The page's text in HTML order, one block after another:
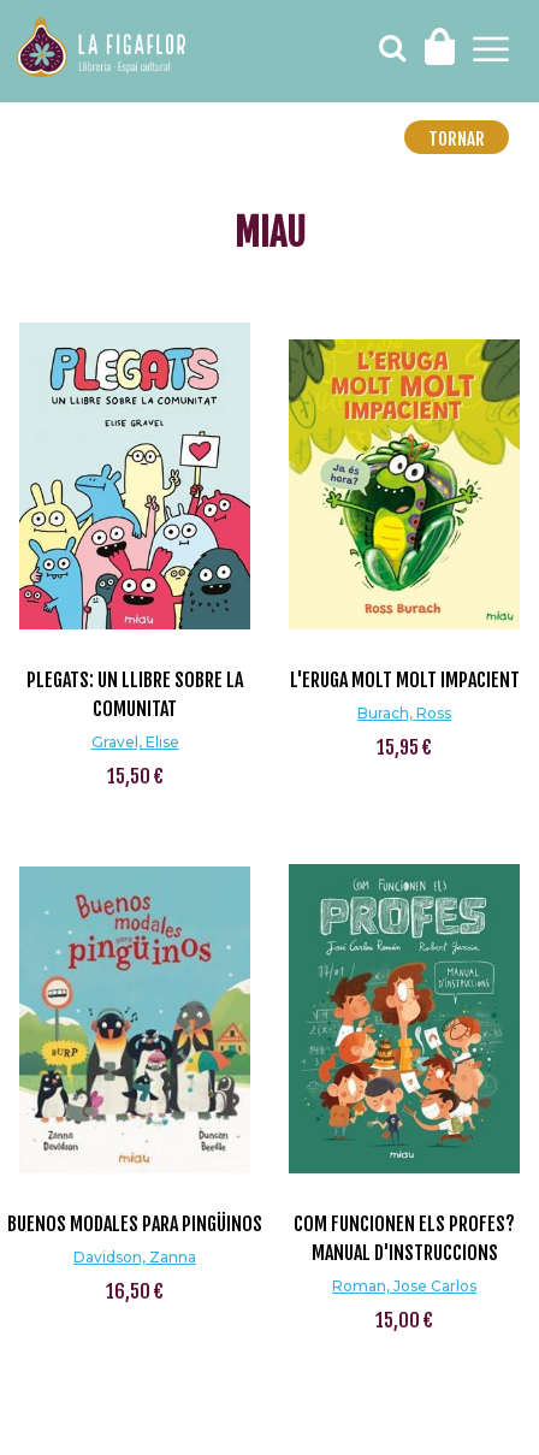
TORNAR
MIAU
PLEGATS: UN LLIBRE SOBRE LA
COMUNITAT
Gravel, Elise
15,50 €
L'ERUGA MOLT MOLT IMPACIENT
Burach, Ross
15,95 €
BUENOS MODALES PARA PINGÜINOS
Davidson, Zanna
16,50 €
COM FUNCIONEN ELS PROFES?
MANUAL D'INSTRUCCIONS
Roman, Jose Carlos
15,00 €